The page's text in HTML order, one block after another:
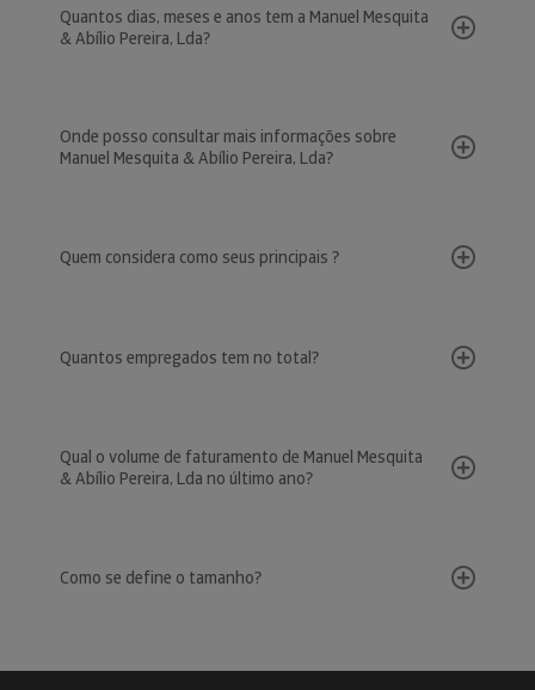
Quantos dias, meses e anos tem a Manuel Mesquita
& Abílio Pereira, Lda?
Onde posso consultar mais informações sobre
Manuel Mesquita & Abílio Pereira, Lda?
Quem considera como seus principais ?
Quantos empregados tem no total?
Qual o volume de faturamento de Manuel Mesquita
& Abílio Pereira, Lda no último ano?
Como se define o tamanho?